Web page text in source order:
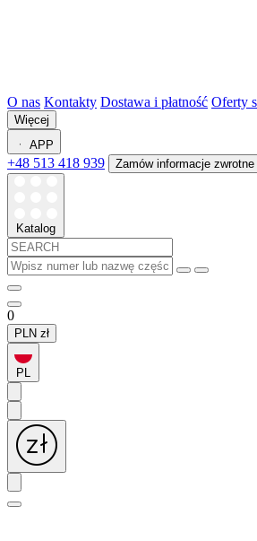
O nas Kontakty Dostawa i płatność Oferty
Więcej
APP
+48 513 418 939 Zamów informacje zwrotne
Katalog
0
PLN zł
PL